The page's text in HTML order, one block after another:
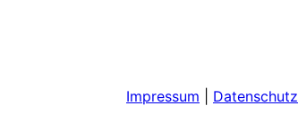
Impressum Datenschutz